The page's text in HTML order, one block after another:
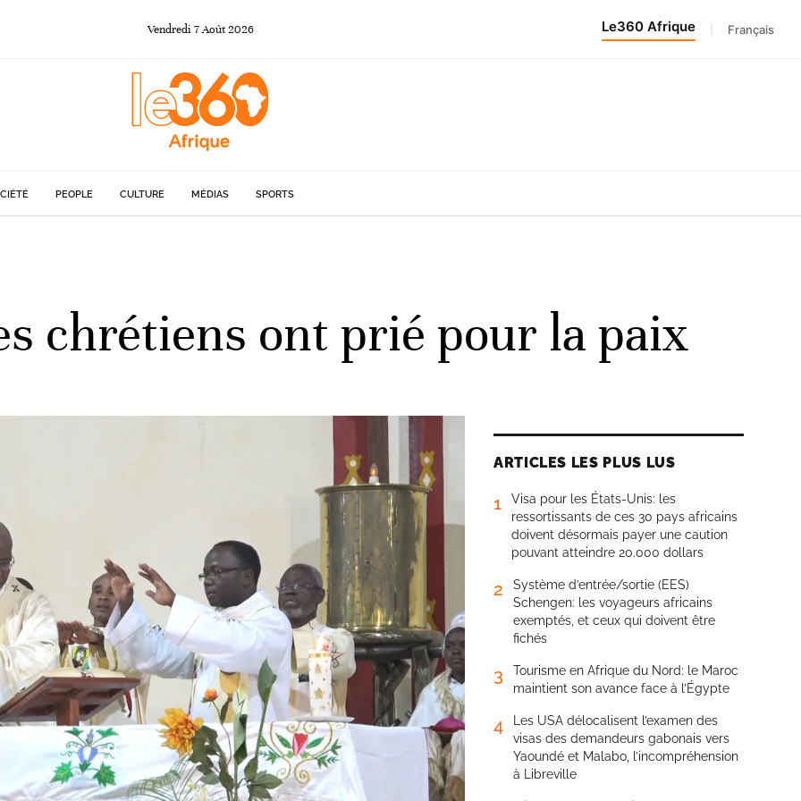
Vendredi 7Août 2026 Le360 Afrique Français
PEOPLE CULTURE MÉDIAS SPORTS
chrétiens ont prié pour la paix
ARTICLES LES PLUS LUS
1
Visa pour les États-Unis: les
ressortissants de ces 30 pays africains
doivent désormais payer une caution
pouvant atteindre 20.000 dollars
2
Système d’entrée/sortie (EES)
Schengen: les voyageurs africains
exemptés, et ceux qui doivent être
fichés
3
Tourisme en Afrique du Nord: le Maroc
maintient son avance face à l’Égypte
4
Les USA délocalisent l’examen des
visas des demandeurs gabonais vers
Yaoundé et Malabo, l’incompréhension
à Libreville